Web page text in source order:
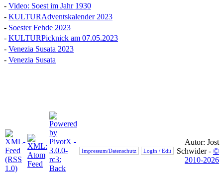
- Video: Soest im Jahr 1930
- KULTURAdventskalender 2023
- Soester Fehde 2023
- KULTURPicknick am 07.05.2023
- Venezia Susata 2023
- Venezia Susata
Impressum/Datenschutz Login / Edit
Autor: Jost
Schwider - ©
2010-2026